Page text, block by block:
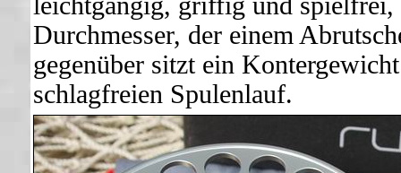
Durchmesser, der einem
gegenüber sitzt ein
schlagfreien Spulenlauf.